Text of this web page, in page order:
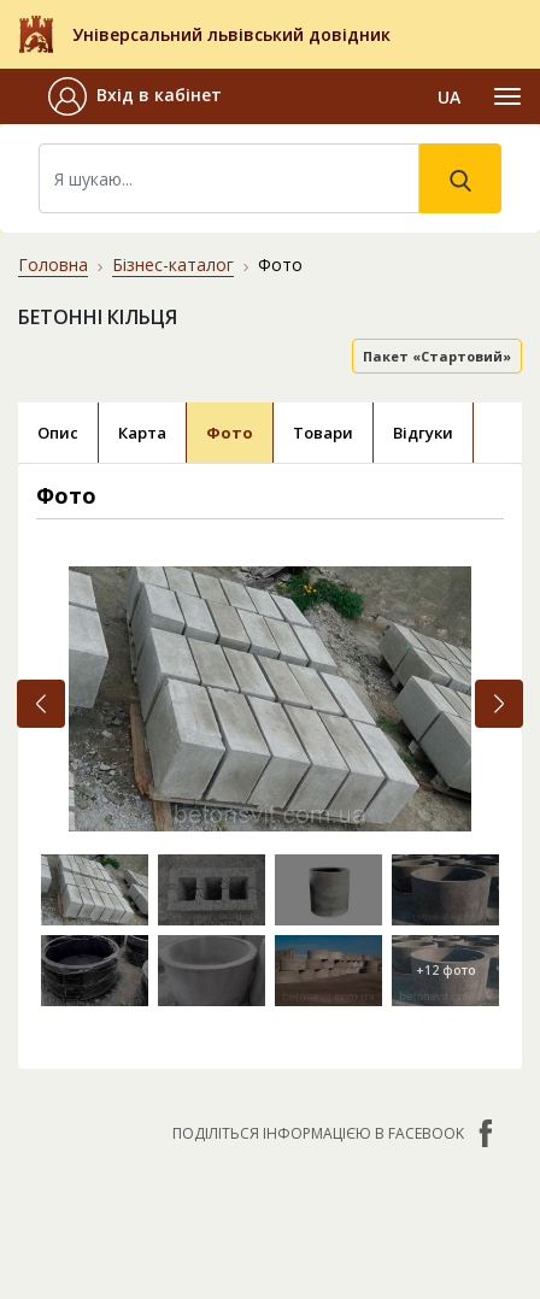
Універсальний львівський довідник
Вхід в кабінет UA
Головна Бізнес-каталог Фото
БЕТОННІ КІЛЬЦЯ
Пакет «Стартовий»
Опис Карта Фото Товари Відгуки
Фото
ПОДІЛІТЬСЯ ІНФОРМАЦІЄЮ В FACEBOOK